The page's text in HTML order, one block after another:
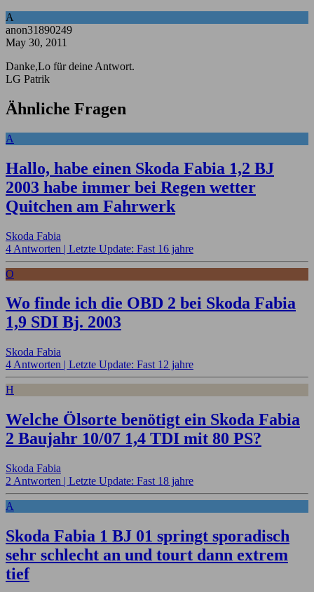
A
anon31890249
May 30, 2011
Danke,Lo für deine Antwort.
LG Patrik
Ähnliche Fragen
A
Hallo, habe einen Skoda Fabia 1,2 BJ
2003 habe immer bei Regen wetter
Quitchen am Fahrwerk
Skoda Fabia
4 Antworten | Letzte Update: Fast 16 jahre
O
Wo finde ich die OBD 2 bei Skoda Fabia
1,9 SDI Bj. 2003
Skoda Fabia
4 Antworten | Letzte Update: Fast 12 jahre
H
Welche Ölsorte benötigt ein Skoda Fabia
2 Baujahr 10/07 1,4 TDI mit 80 PS?
Skoda Fabia
2 Antworten | Letzte Update: Fast 18 jahre
A
Skoda Fabia 1 BJ 01 springt sporadisch
sehr schlecht an und tourt dann extrem
tief